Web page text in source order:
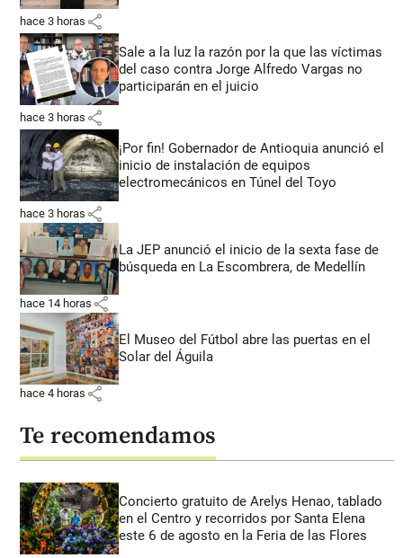
hace 3 horas share
Sale a la luz la razón por la que las víctimas
del caso contra Jorge Alfredo Vargas no
participarán en el juicio
hace 3 horas share
¡Por fin! Gobernador de Antioquia anunció el
inicio de instalación de equipos
electromecánicos en Túnel del Toyo
hace 3 horas share
La JEP anunció el inicio de la sexta fase de
búsqueda en La Escombrera, de Medellín
hace 14 horas share
El Museo del Fútbol abre las puertas en el
Solar del Águila
hace 4 horas share
Te recomendamos
Concierto gratuito de Arelys Henao, tablado
en el Centro y recorridos por Santa Elena
este 6 de agosto en la Feria de las Flores